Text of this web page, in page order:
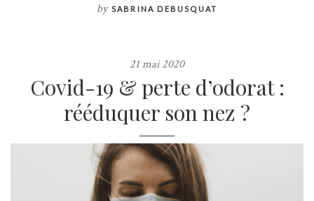
by SABRINA DEBUSQUAT
21 mai 2020
Covid-19 & perte d’odorat :
rééduquer son nez ?